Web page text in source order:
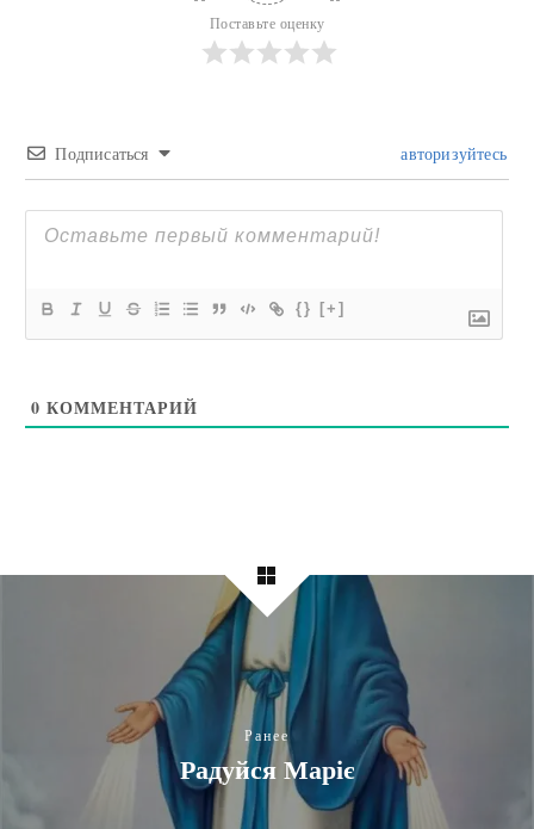
Поставьте оценку
Подписаться авторизуйтесь
{} [+]
0 КОММЕНТАРИЙ
Ранее
Радуйся Маріє